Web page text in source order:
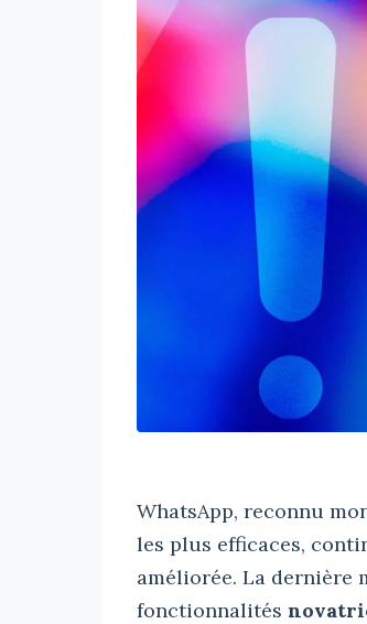
WhatsApp, reconnu
les plus efficaces,
améliorée. La dernière
fonctionnalités